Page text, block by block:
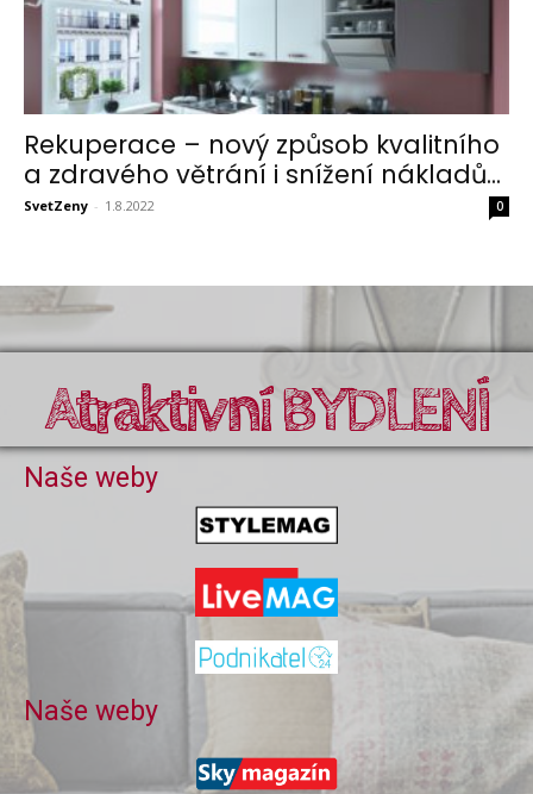
Rekuperace – nový způsob kvalitního
a zdravého větrání i snížení nákladů...
SvetZeny - 1.8.2022 0
Atraktivní BYDLENÍ
Naše weby
Naše weby